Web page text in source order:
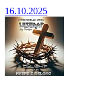
16.10.2025